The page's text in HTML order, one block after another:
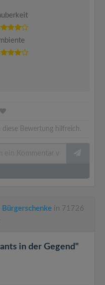
diese Bewertung hilfreich.
in 71726
in der Gegend"